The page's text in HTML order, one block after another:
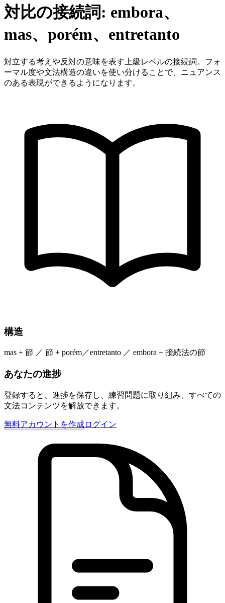
対比の接続詞: embora、
mas、porém、entretanto
対立する考えや反対の意味を表す上級レベルの接続詞。フォ
ーマル度や文法構造の違いを使い分けることで、ニュアンス
のある表現ができるようになります。
構造
mas + 節 ／ 節 + porém／entretanto ／ embora + 接続法の節
あなたの進捗
登録すると、進捗を保存し、練習問題に取り組み、すべての
文法コンテンツを解放できます。
無料アカウントを作成ログイン